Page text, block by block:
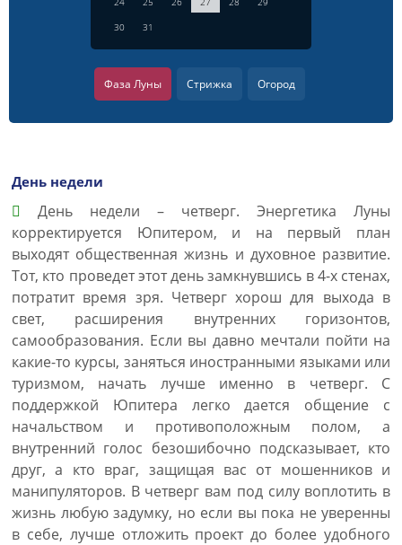
30
31
Фаза Луны Стрижка Огород
День недели
День недели – четверг. Энергетика Луны
корректируется Юпитером, и на первый план
выходят общественная жизнь и духовное развитие.
Тот, кто проведет этот день замкнувшись в 4-х стенах,
потратит время зря. Четверг хорош для выхода в
свет, расширения внутренних горизонтов,
самообразования. Если вы давно мечтали пойти на
какие-то курсы, заняться иностранными языками или
туризмом, начать лучше именно в четверг. С
поддержкой Юпитера легко дается общение с
начальством и противоположным полом, а
внутренний голос безошибочно подсказывает, кто
друг, а кто враг, защищая вас от мошенников и
манипуляторов. В четверг вам под силу воплотить в
жизнь любую задумку, но если вы пока не уверенны
в себе, лучше отложить проект до более удобного